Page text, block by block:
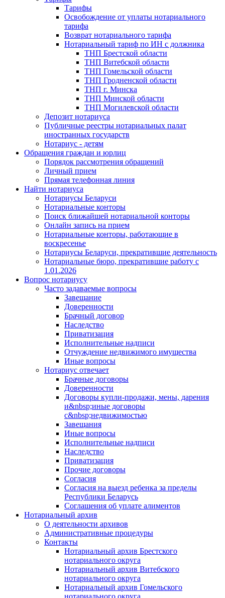
Тарифы
Освобождение от уплаты нотариального
тарифа
Возврат нотариального тарифа
Нотариальный тариф по ИН с должника
ТНП Брестской области
ТНП Витебской области
ТНП Гомельской области
ТНП Гродненской области
ТНП г. Минска
ТНП Минской области
ТНП Могилевской области
Депозит нотариуса
Публичные реестры нотариальных палат
иностранных государств
Нотариус - детям
Обращения граждан и юрлиц
Порядок рассмотрения обращений
Личный прием
Прямая телефонная линия
Найти нотариуса
Нотариусы Беларуси
Нотариальные конторы
Поиск ближайшей нотариальной конторы
Онлайн запись на прием
Нотариальные конторы, работающие в
воскресенье
Нотариусы Беларуси, прекратившие деятельность
Нотариальные бюро, прекратившие работу с
1.01.2026
Вопрос нотариусу
Часто задаваемые вопросы
Завещание
Доверенности
Брачный договор
Наследство
Приватизация
Исполнительные надписи
Отчуждение недвижимого имущества
Иные вопросы
Нотариус отвечает
Брачные договоры
Доверенности
Договоры купли-продажи, мены, дарения
и&nbsp;иные договоры
с&nbsp;недвижимостью
Завещания
Иные вопросы
Исполнительные надписи
Наследство
Приватизация
Прочие договоры
Согласия
Согласия на выезд ребенка за пределы
Республики Беларусь
Соглашения об уплате алиментов
Нотариальный архив
О деятельности архивов
Административные процедуры
Контакты
Нотариальный архив Брестского
нотариального округа
Нотариальный архив Витебского
нотариального округа
Нотариальный архив Гомельского